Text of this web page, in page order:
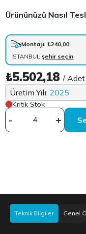
Ürününüzü Nasıl
Montaj+ ₺240,00
İSTANBULşehir seçin
₺5.502,18/ Adet
Üretim Yılı: 2025
Kritik Stok
- +
Teknik Bilgiler Genel